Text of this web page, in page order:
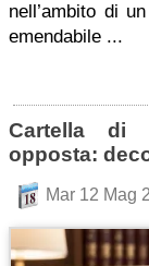
nell’ambito di
emendabile ...
Cartella di
opposta:
Mar 12 Mag